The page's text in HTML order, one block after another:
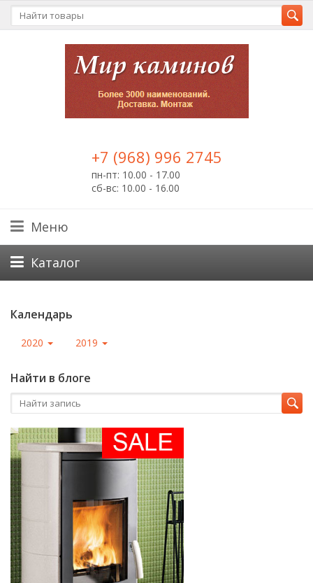
+7 (968) 996 2745
пн-пт: 10.00 - 17.00
сб-вс: 10.00 - 16.00
Меню
Каталог
Календарь
2020 2019
Найти в блоге